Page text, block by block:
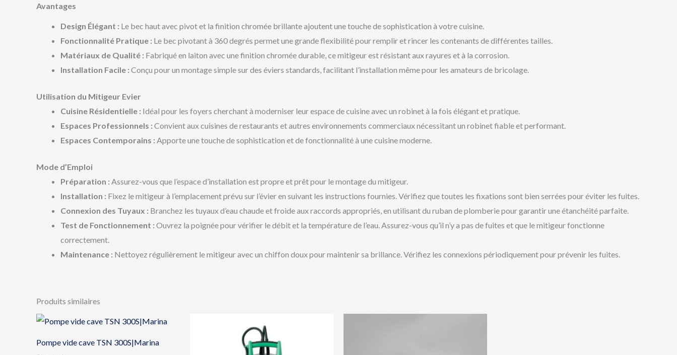
Avantages
Design Élégant : Le bec haut avec pivot et la finition chromée brillante ajoutent une touche de sophistication à votre cuisine.
Fonctionnalité Pratique : Le bec pivotant à 360 degrés permet une grande flexibilité pour remplir et rincer les contenants de différentes tailles.
Matériaux de Qualité : Fabriqué en laiton avec une finition chromée durable, ce mitigeur est résistant aux rayures et à la corrosion.
Installation Facile : Conçu pour un montage simple sur des éviers standards, facilitant l’installation même pour les amateurs de bricolage.
Utilisation du Mitigeur Evier
Cuisine Résidentielle : Idéal pour les foyers cherchant à moderniser leur espace de cuisine avec un robinet à la fois élégant et pratique.
Espaces Professionnels : Convient aux cuisines de restaurants et autres environnements commerciaux nécessitant un robinet fiable et performant.
Espaces Contemporains : Apporte une touche de sophistication et de fonctionnalité à une cuisine moderne.
Mode d’Emploi
Préparation : Assurez-vous que l’espace d’installation est propre et prêt pour le montage du mitigeur.
Installation : Fixez le mitigeur à l’emplacement prévu sur l’évier en suivant les instructions fournies. Vérifiez que toutes les fixations sont bien serrées pour éviter les fuites.
Connexion des Tuyaux : Branchez les tuyaux d’eau chaude et froide aux raccords appropriés, en utilisant du ruban de plomberie pour garantir une étanchéité parfaite.
Test de Fonctionnement : Ouvrez la poignée pour vérifier le débit et la température de l’eau. Assurez-vous qu’il n’y a pas de fuites et que le mitigeur fonctionne
correctement.
Maintenance : Nettoyez régulièrement le mitigeur avec un chiffon doux pour maintenir sa brillance. Vérifiez les connexions périodiquement pour prévenir les fuites.
Produits similaires
Pompe vide cave TSN 300S|Marina